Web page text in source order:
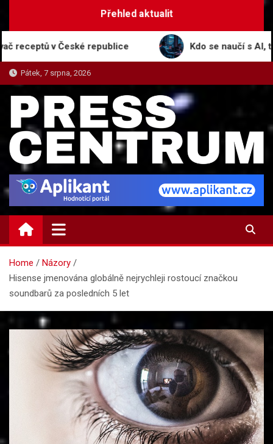
Přehled aktualit
v České republice Kdo se naučí s AI, ten
Pátek, 7 srpna, 2026
PRESS-CENTRUM.CZ
Magazín informací a tiskových zpráv
Home
Názory
Hisense jmenována globálně nejrychleji rostoucí značkou
soundbarů za posledních 5 let